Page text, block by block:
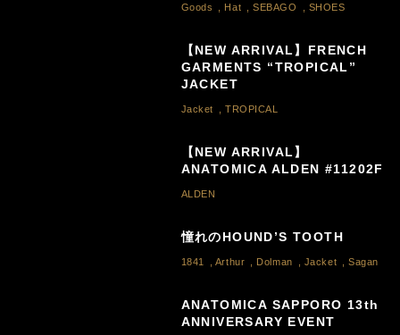
Goods Hat ,SEBAGO SHOES
【NEW ARRIVAL】FRENCH
GARMENTS “TROPICAL”
JACKET
Jacket ,TROPICAL
【NEW ARRIVAL】
ANATOMICA ALDEN #11202F
ALDEN
憧れのHOUND’S TOOTH
1841 Arthur Dolman Jacket ,Sagan
ANATOMICA SAPPORO 13th
ANNIVERSARY EVENT